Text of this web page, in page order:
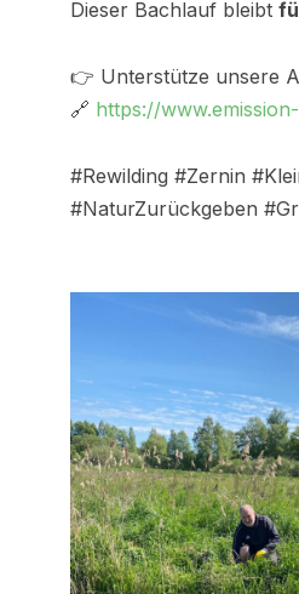
Dieser Bachlauf bleibt
👉 Unterstütze unsere
🔗 https://
#Rewilding #Zernin
#NaturZurückgeben